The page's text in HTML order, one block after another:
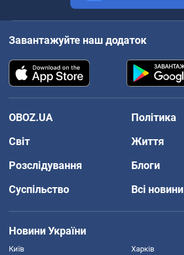
Завантажуйте наш додаток
OBOZ.UA
Політика
Світ
Життя
Розслідування
Блоги
Суспільство
Всі новини
Новини України
Київ Харків